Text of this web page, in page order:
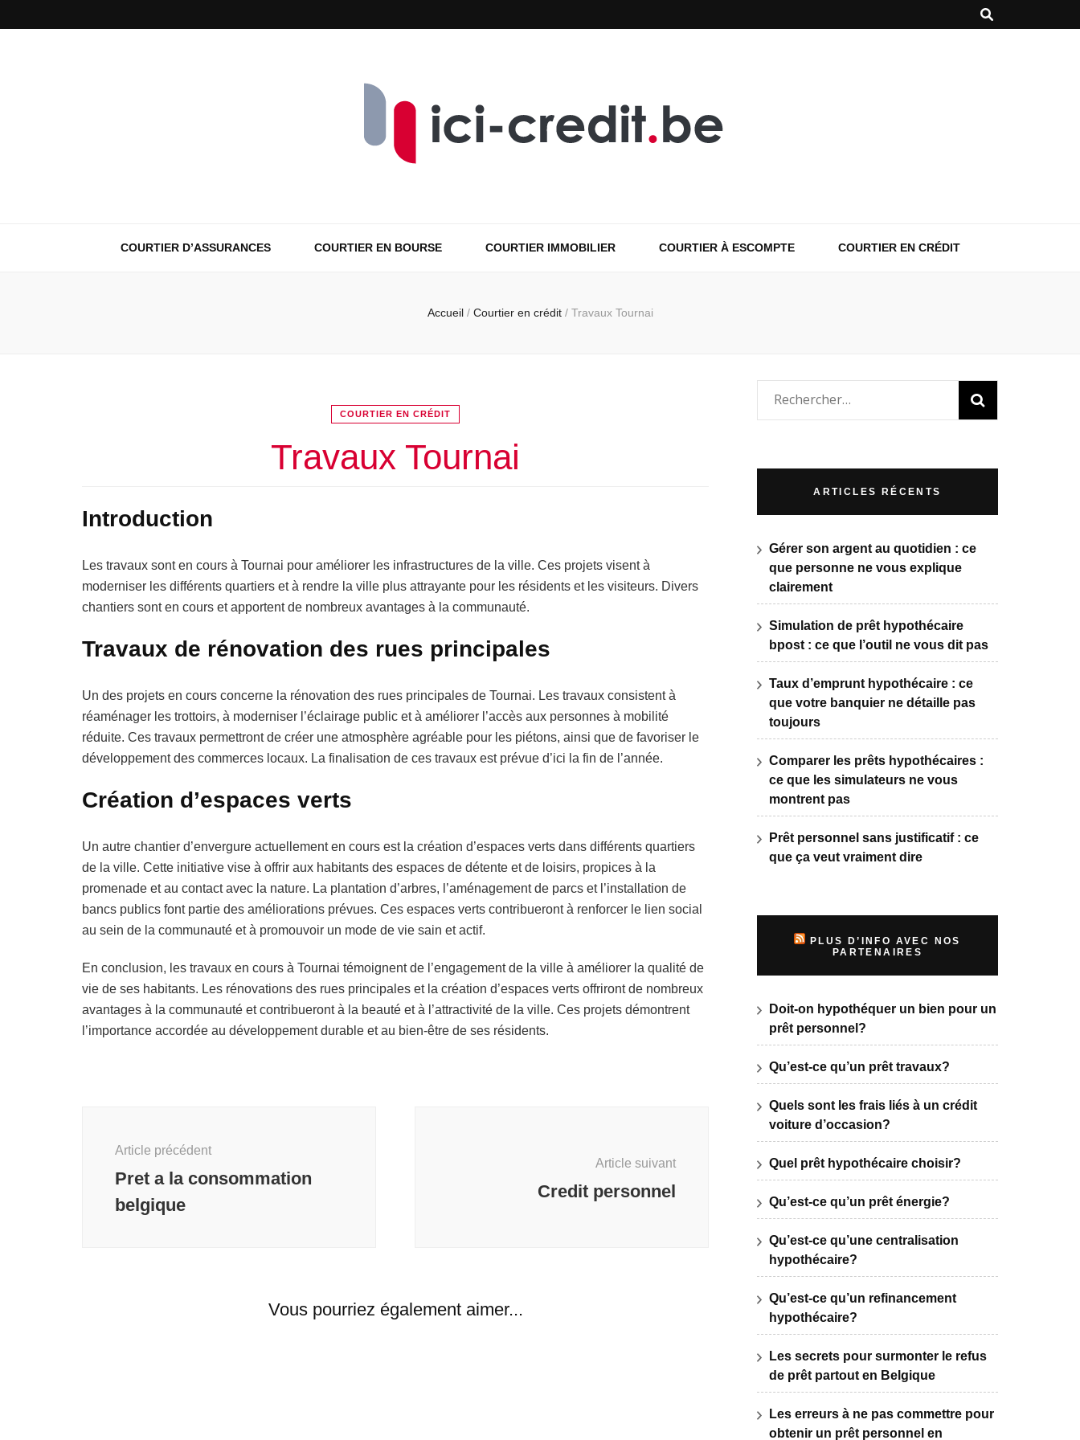
COURTIER D’ASSURANCES COURTIER EN BOURSE COURTIER IMMOBILIER COURTIER À ESCOMPTE COURTIER EN CRÉDIT
Accueil / Courtier en crédit / Travaux Tournai
COURTIER EN CRÉDIT
Travaux Tournai
Introduction
Les travaux sont en cours à Tournai pour améliorer les infrastructures de la ville. Ces projets visent à
moderniser les différents quartiers et à rendre la ville plus attrayante pour les résidents et les visiteurs. Divers
chantiers sont en cours et apportent de nombreux avantages à la communauté.
Travaux de rénovation des rues principales
Un des projets en cours concerne la rénovation des rues principales de Tournai. Les travaux consistent à
réaménager les trottoirs, à moderniser l’éclairage public et à améliorer l’accès aux personnes à mobilité
réduite. Ces travaux permettront de créer une atmosphère agréable pour les piétons, ainsi que de favoriser le
développement des commerces locaux. La finalisation de ces travaux est prévue d’ici la fin de l’année.
Création d’espaces verts
Un autre chantier d’envergure actuellement en cours est la création d’espaces verts dans différents quartiers
de la ville. Cette initiative vise à offrir aux habitants des espaces de détente et de loisirs, propices à la
promenade et au contact avec la nature. La plantation d’arbres, l’aménagement de parcs et l’installation de
bancs publics font partie des améliorations prévues. Ces espaces verts contribueront à renforcer le lien social
au sein de la communauté et à promouvoir un mode de vie sain et actif.
En conclusion, les travaux en cours à Tournai témoignent de l’engagement de la ville à améliorer la qualité de
vie de ses habitants. Les rénovations des rues principales et la création d’espaces verts offriront de nombreux
avantages à la communauté et contribueront à la beauté et à l’attractivité de la ville. Ces projets démontrent
l’importance accordée au développement durable et au bien-être de ses résidents.
Article précédent
Pret a la consommation
belgique
Article suivant
Credit personnel
Vous pourriez également aimer...
Rechercher :
ARTICLES RÉCENTS
Gérer son argent au quotidien : ce
que personne ne vous explique
clairement
Simulation de prêt hypothécaire
bpost : ce que l’outil ne vous dit pas
Taux d’emprunt hypothécaire : ce
que votre banquier ne détaille pas
toujours
Comparer les prêts hypothécaires :
ce que les simulateurs ne vous
montrent pas
Prêt personnel sans justificatif : ce
que ça veut vraiment dire
PLUS D’INFO AVEC NOS
PARTENAIRES
Doit-on hypothéquer un bien pour un
prêt personnel?
Qu’est-ce qu’un prêt travaux?
Quels sont les frais liés à un crédit
voiture d’occasion?
Quel prêt hypothécaire choisir?
Qu’est-ce qu’un prêt énergie?
Qu’est-ce qu’une centralisation
hypothécaire?
Qu’est-ce qu’un refinancement
hypothécaire?
Les secrets pour surmonter le refus
de prêt partout en Belgique
Les erreurs à ne pas commettre pour
obtenir un prêt personnel en